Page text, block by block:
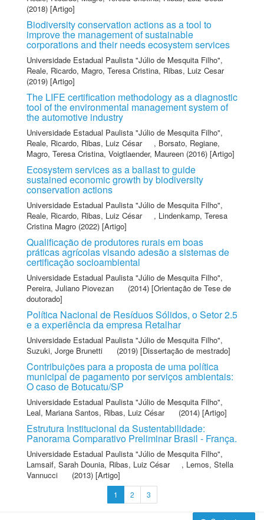
(2018) [Artigo]
Biodiversity conservation actions as a tool to
improve the management of sustainable
corporations and their needs ecosystem services
Universidade Estadual Paulista "Júlio de Mesquita Filho",
Reale, Ricardo, Magro, Teresa Cristina, Ribas, Luiz Cesar
(2019) [Artigo]
The LIFE certification methodology as a diagnostic
tool of the environmental management system of
the automotive industry
Universidade Estadual Paulista "Júlio de Mesquita Filho",
Reale, Ricardo, Ribas, Luiz César , Borsato, Regiane,
Magro, Teresa Cristina, Voigtlaender, Maureen (2016) [Artigo]
Ecosystem services as a ballast to guide
sustained economic growth by biodiversity
conservation actions
Universidade Estadual Paulista "Júlio de Mesquita Filho",
Reale, Ricardo, Ribas, Luiz César , Lindenkamp, Teresa
Cristina Magro (2022) [Artigo]
Qualificação de produtores rurais em boas
práticas agrícolas visando adesão a sistemas de
certificação socioambiental
Universidade Estadual Paulista "Júlio de Mesquita Filho",
Pereira, Juliano Piovezan
(2014) [Orientação de Tese de
doutorado]
Política Nacional de Resíduos Sólidos, o Setor 2.5
e a experiência da empresa Retalhar
Universidade Estadual Paulista "Júlio de Mesquita Filho",
Suzuki, Jorge Brunetti
(2019) [Dissertação de mestrado]
Contribuições para a proposta de uma política
municipal de pagamento por serviços ambientais:
O caso de Botucatu/SP
Universidade Estadual Paulista "Júlio de Mesquita Filho",
Leal, Mariana Santos, Ribas, Luiz César (2014) [Artigo]
Estrutura Institucional da Sustentabilidade:
Panorama Comparativo Preliminar Brasil - França.
Universidade Estadual Paulista "Júlio de Mesquita Filho",
Lamsaif, Sarah Dounia, Ribas, Luiz César , Lemos, Stella
Vannucci
(2013) [Artigo]
1 2 3